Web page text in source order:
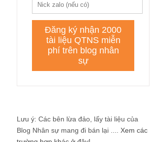
Lưu ý: Các bên lừa đảo, lấy tài liệu của
Blog Nhân sự mang đi bán lại .... Xem các